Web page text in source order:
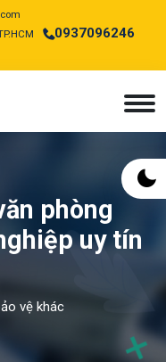
0937096246
phòng
uy tín
vệ khác